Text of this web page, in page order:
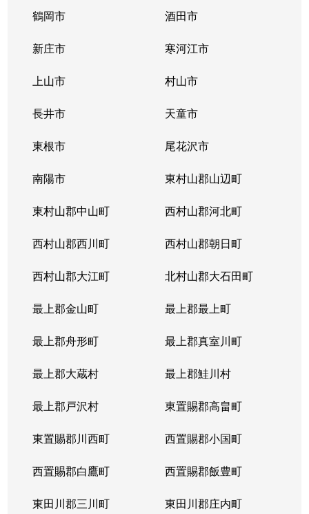
鶴岡市 酒田市
新庄市 寒河江市
上山市 村山市
長井市 天童市
東根市 尾花沢市
南陽市 東村山郡山辺町
東村山郡中山町 西村山郡河北町
西村山郡西川町 西村山郡朝日町
西村山郡大江町 北村山郡大石田町
最上郡金山町 最上郡最上町
最上郡舟形町 最上郡真室川町
最上郡大蔵村 最上郡鮭川村
最上郡戸沢村 東置賜郡高畠町
東置賜郡川西町 西置賜郡小国町
西置賜郡白鷹町 西置賜郡飯豊町
東田川郡三川町 東田川郡庄内町